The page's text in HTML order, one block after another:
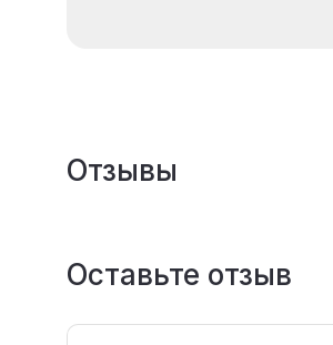
Отзывы
Оставьте отзыв